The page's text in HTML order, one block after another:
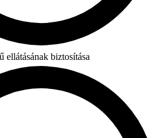
ellátásának biztosítása